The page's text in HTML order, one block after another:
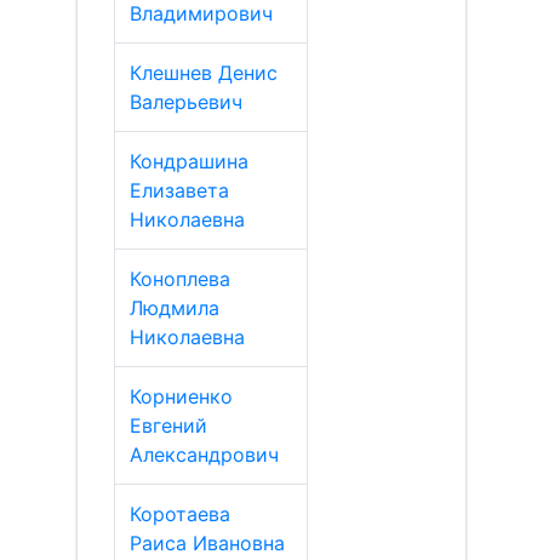
Владимирович
Клешнев Денис
Валерьевич
Кондрашина
Елизавета
Николаевна
Коноплева
Людмила
Николаевна
Корниенко
Евгений
Александрович
Коротаева
Раиса Ивановна